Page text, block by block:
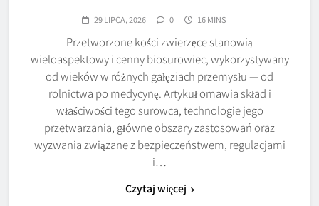
29 LIPCA, 2026 0 16 MINS
Przetworzone kości zwierzęce stanowią
wieloaspektowy i cenny biosurowiec, wykorzystywany
od wieków w różnych gałęziach przemysłu — od
rolnictwa po medycynę. Artykuł omawia skład i
właściwości tego surowca, technologie jego
przetwarzania, główne obszary zastosowań oraz
wyzwania związane z bezpieczeństwem, regulacjami
i…
Czytaj więcej